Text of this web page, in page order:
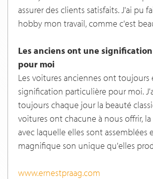
assurer des clients satisfaits. J'ai pu
hobby mon travail, comme c'est
Les anciens ont une
pour moi
Les voitures anciennes ont toujours
signification particulière pour moi.
toujours chaque jour la beauté
voitures ont chacune à nous offrir,
avec laquelle elles sont assemblées
magnifique son unique qu'elles
www.ernestpraag.com